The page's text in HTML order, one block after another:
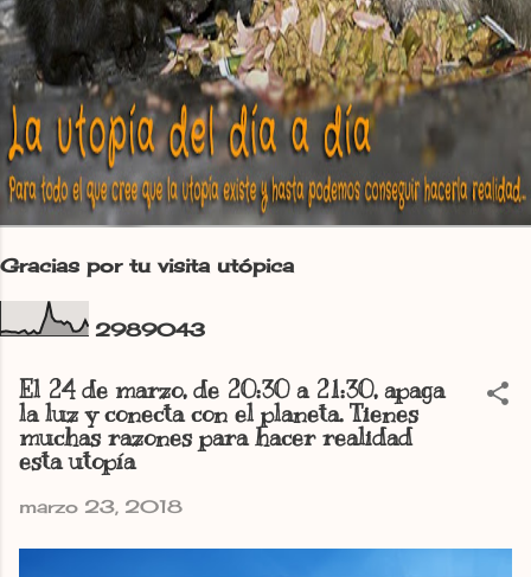
Gracias por tu visita utópica
2989043
El 24 de marzo, de 20:30 a 21:30, apaga
la luz y conecta con el planeta. Tienes
muchas razones para hacer realidad
esta utopía
marzo 23, 2018